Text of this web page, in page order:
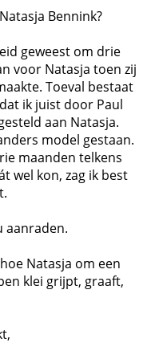
Bennink?
geweest om drie
voor Natasja toen zij
Toeval bestaat
ik juist door Paul
aan Natasja.
model gestaan.
maanden telkens
wel kon, zag ik best
aanraden.
Natasja om een
klei grijpt, graaft,